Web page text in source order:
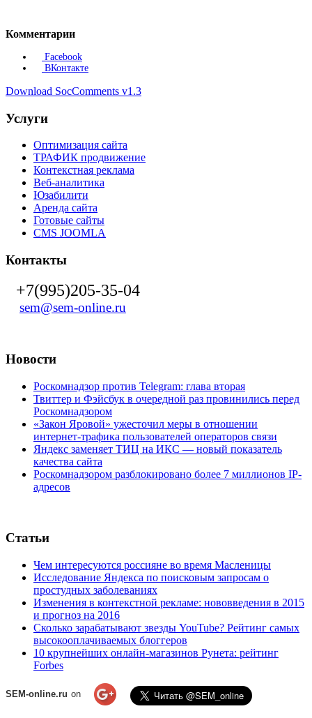
Комментарии
Facebook
ВКонтакте
Download SocComments v1.3
Услуги
Оптимизация сайта
ТРАФИК продвижение
Контекстная реклама
Веб-аналитика
Юзабилити
Аренда сайта
Готовые сайты
CMS JOOMLA
Контакты
+7(995)205-35-04
sem@sem-online.ru
Новости
Роскомнадзор против Telegram: глава вторая
Твиттер и Фэйсбук в очередной раз провинились перед
Роскомнадзором
«Закон Яровой» ужесточил меры в отношении
интернет-трафика пользователей операторов связи
Яндекс заменяет ТИЦ на ИКС — новый показатель
качества сайта
Роскомнадзором разблокировано более 7 миллионов IP-
адресов
Статьи
Чем интересуются россияне во время Масленицы
Исследование Яндекса по поисковым запросам о
простудных заболеваниях
Изменения в контекстной рекламе: нововведения в 2015
и прогноз на 2016
Сколько зарабатывают звезды YouTube? Рейтинг самых
высокооплачиваемых блоггеров
10 крупнейших онлайн-магазинов Рунета: рейтинг
Forbes
SEM-online.ru on